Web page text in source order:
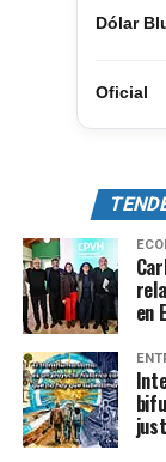
Dólar
Oficial
en